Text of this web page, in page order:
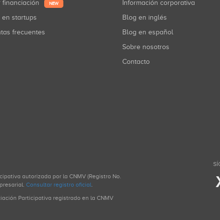
financiación NEW
en startups
frecuentes
Información corporativa
Blog en inglés
Blog en español
Sobre nosotros
Contacto
autorizada por la CNMV (Registro No.
Consultar registro oficial.
Participativa registrado en la CNMV